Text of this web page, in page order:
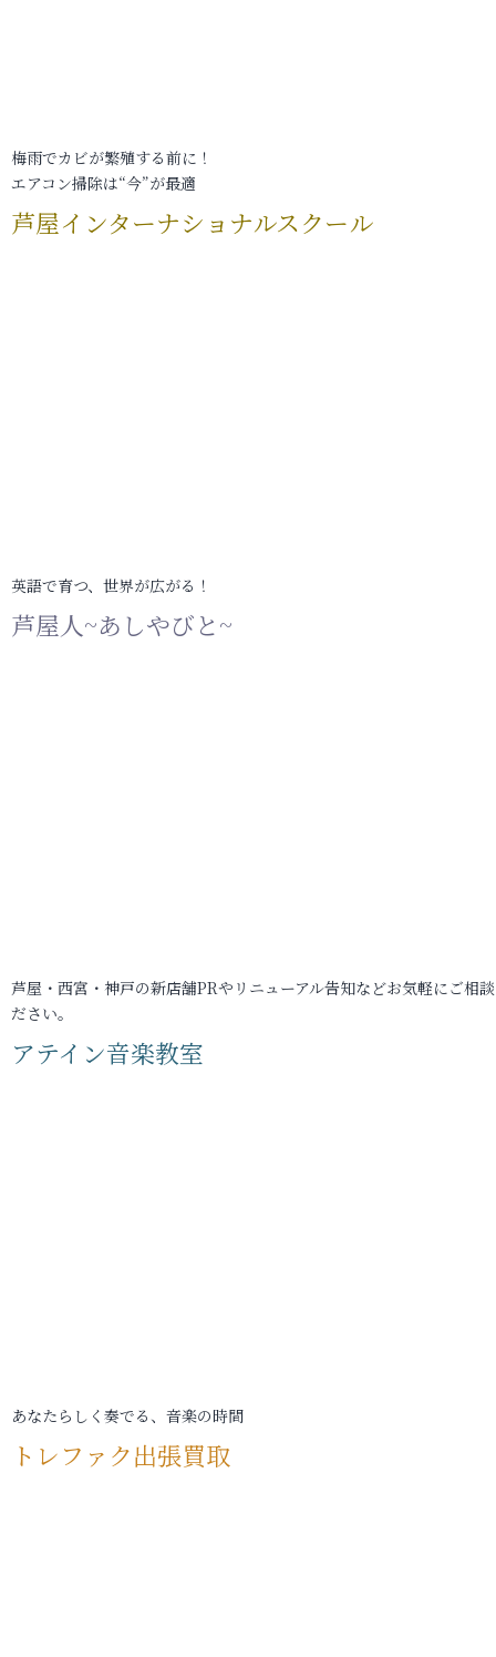
梅雨でカビが繁殖する前に！
エアコン掃除は“今”が最適
芦屋インターナショナルスクール
英語で育つ、世界が広がる！
芦屋人~あしやびと~
芦屋・西宮・神戸の新店舗PRやリニューアル告知などお気軽にご相
ださい。
アテイン音楽教室
あなたらしく奏でる、音楽の時間
トレファク出張買取